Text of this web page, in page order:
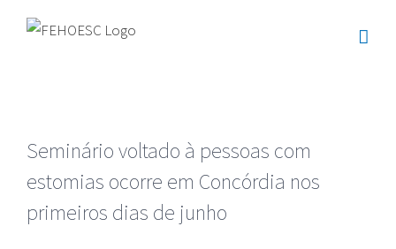
Seminário voltado à pessoas com
estomias ocorre em Concórdia nos
primeiros dias de junho